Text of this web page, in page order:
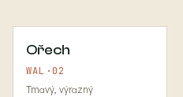
Ořech
WAL·02
Tmavý, výrazný